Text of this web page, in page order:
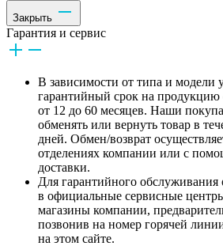
Закрыть
Гарантия и сервис
В зависимости от типа и модели
гарантийный срок на продукцию
от 12 до 60 месяцев. Наши
обменять или вернуть товар в
дней. Обмен/возврат
отделениях компании или с
доставки.
Для гарантийного обслуживания
в официальные сервисные
магазины компании,
позвонив на номер горячей
на этом сайте.